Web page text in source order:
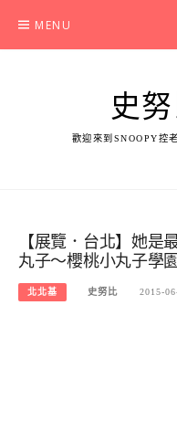
content
MENU
史
歡迎來到SNOOPY控
【展覽．台北】她是
丸子～櫻桃小丸子學
北北基 史努比 2015-